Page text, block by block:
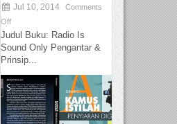
Jul 10, 2014
Comments
Off
Judul Buku: Radio Is
Sound Only Pengantar &
Prinsip...